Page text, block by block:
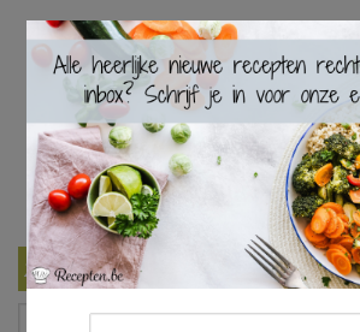
Zoek een recept